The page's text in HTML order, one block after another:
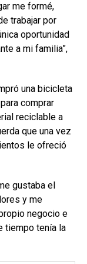
me formé,
trabajar por
oportunidad
a mi familia”,
una bicicleta
comprar
reciclable a
que una vez
le ofreció
gustaba el
y me
negocio e
tiempo tenía la